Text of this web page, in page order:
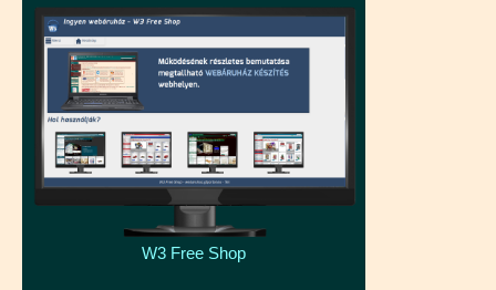
W3 Free Shop